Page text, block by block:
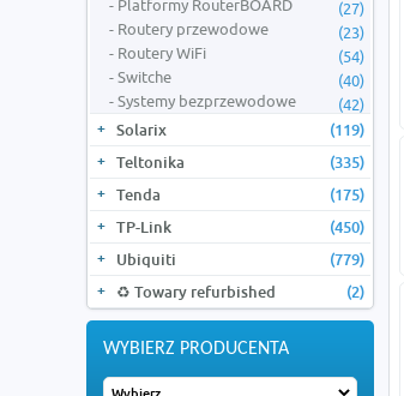
Platformy RouterBOARD
(27)
Routery przewodowe
(23)
Routery WiFi
(54)
Switche
(40)
Systemy bezprzewodowe
(42)
Solarix
(119)
Teltonika
(335)
Tenda
(175)
TP-Link
(450)
Ubiquiti
(779)
♻️ Towary refurbished
(2)
WYBIERZ PRODUCENTA